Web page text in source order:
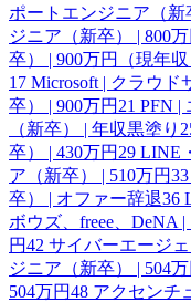
ポートエンジニア（新
ジニア（新卒） | 800万
卒） | 900万円（現年収
17 Microsoft | クラウド
卒） | 900万円 21 PFN |
（新卒） | 年収黒塗り
卒） | 430万円 29 LINE
ア（新卒） | 510万円33
卒） | オファー辞退36
ボウズ、freee、DeNA
円42 サイバーエージ
ジニア（新卒） | 504万
504万円48 アクセンチ